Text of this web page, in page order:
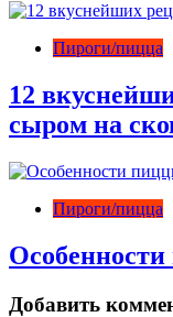
Пироги/пицца
12
сыром на
Пироги/пицца
Добавить